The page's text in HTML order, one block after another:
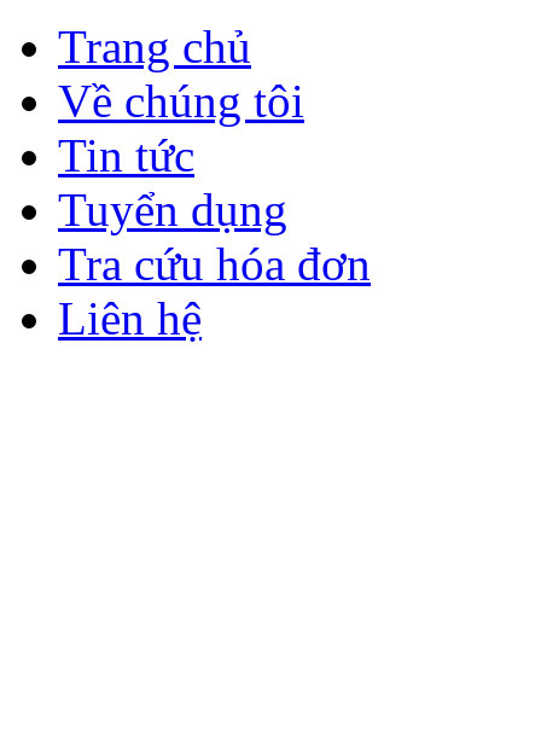
Trang chủ
Về chúng tôi
Tin tức
Tuyển dụng
Tra cứu hóa đơn
Liên hệ